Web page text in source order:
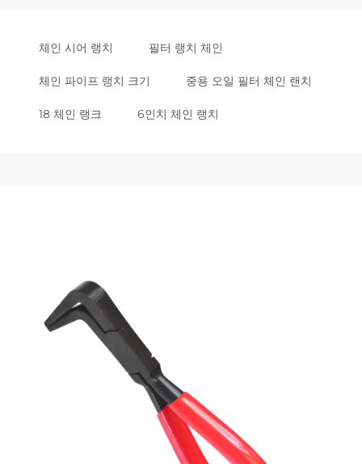
체인 시어 랭치 필터 랭치 체인
체인 파이프 랭치 크기 중용 오일 필터 체인 랜치
18 체인 랭크 6인치 체인 랭치